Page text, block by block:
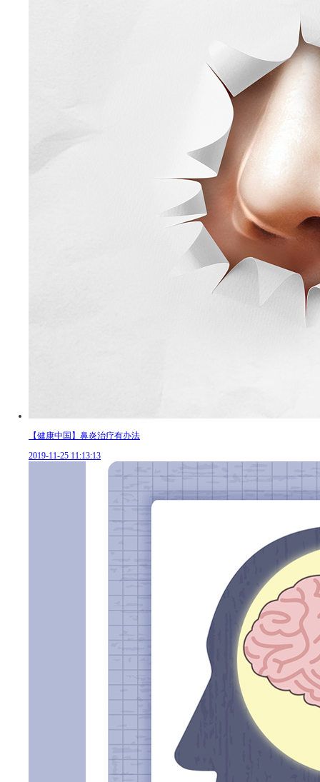
【健康中国】鼻炎治疗有办法
2019-11-25 11:13:13